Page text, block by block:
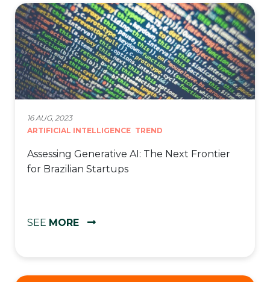
16 AUG, 2023
ARTIFICIAL INTELLIGENCE TREND
Assessing Generative AI: The Next Frontier
for Brazilian Startups
SEE MORE